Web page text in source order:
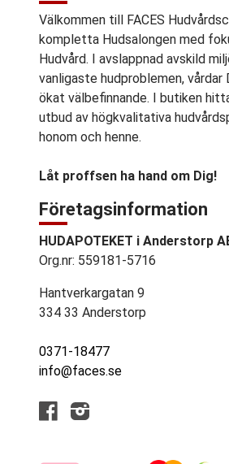
Välkommen till FACES
kompletta Hudsalongen med
Hudvård. I avslappnad avskild
vanligaste hudproblemen,
ökat välbefinnande. I butiken
utbud av högkvalitativa
honom och henne.
Låt proffsen ha hand om Dig!
Företagsinformation
HUDAPOTEKET i Anderstorp
Org.nr: 559181-5716
Hantverkargatan 9
334 33 Anderstorp
0371-18477
info@faces.se